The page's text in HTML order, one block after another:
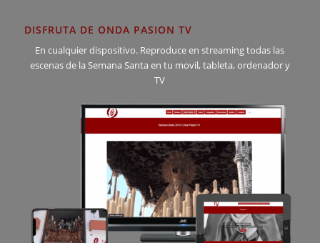
DISFRUTA DE ONDA PASION TV
En cualquier dispositivo. Reproduce en streaming todas las
escenas de la Semana Santa en tu movil, tableta, ordenador y
TV